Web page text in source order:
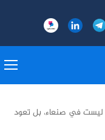
ليست في صنعاء، بل تعود